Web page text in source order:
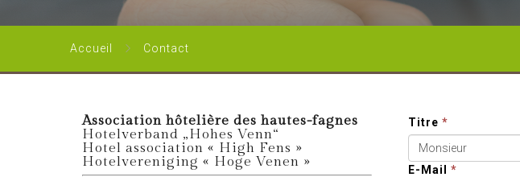
Accueil Contact
Association hôtelière des hautes-fagnes
Hotelverband „Hohes Venn“
Hotel association « High Fens »
Hotelvereniging « Hoge Venen »
Titre *
E-Mail *